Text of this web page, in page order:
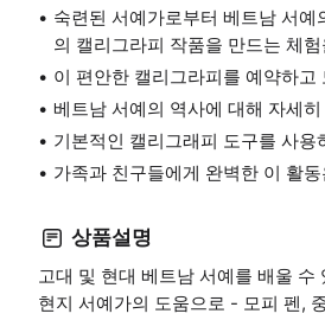
숙련된 서예가로부터 베트남 서
의 캘리그라피 작품을 만드는 체
이 편안한 캘리그라피를 예약하
베트남 서예의 역사에 대해 자세히
기본적인 캘리그래피 도구를 사
가족과 친구들에게 완벽한 이 활
상품설명
고대 및 현대 베트남 서예를 배울 수
현지 서예가의 도움으로 - 모피 펜,